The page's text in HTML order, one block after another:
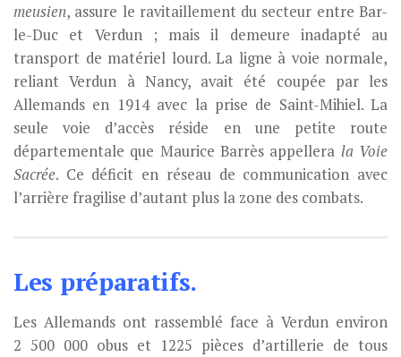
meusien, assure le ravitaillement du secteur entre Bar-
le-Duc et Verdun ; mais il demeure inadapté au
transport de matériel lourd. La ligne à voie normale,
reliant Verdun à Nancy, avait été coupée par les
Allemands en 1914 avec la prise de Saint-Mihiel. La
seule voie d’accès réside en une petite route
départementale que Maurice Barrès appellera la Voie
Sacrée. Ce déficit en réseau de communication avec
l’arrière fragilise d’autant plus la zone des combats.
Les préparatifs.
Les Allemands ont rassemblé face à Verdun environ
2 500 000 obus et 1225 pièces d’artillerie de tous